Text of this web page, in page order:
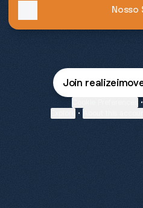
Nosso
Join
•
•